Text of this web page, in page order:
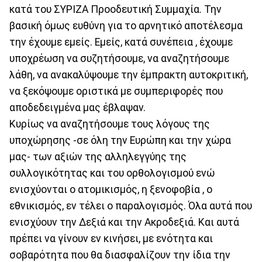
κατά του ΣΥΡΙΖΑ Προοδευτική Συμμαχία. Την
βασική όμως ευθύνη για το αρνητικό αποτέλεσμα
την έχουμε εμείς. Εμείς, κατά συνέπεια , έχουμε
υποχρέωση να συζητήσουμε, να αναζητήσουμε
λάθη, να ανακαλύψουμε την έμπρακτη αυτοκριτική,
να ξεκόψουμε οριστικά με συμπεριφορές που
αποδεδειγμένα μας έβλαψαν.
Κυρίως να αναζητήσουμε τους λόγους της
υποχώρησης -σε όλη την Ευρώπη και την χώρα
μας- των αξιών της αλληλεγγύης της
συλλογικότητας και του ορθολογισμού ενώ
ενισχύονται ο ατομικισμός, η ξενοφοβία , ο
εθνικισμός, εν τέλει ο παραλογισμός. Όλα αυτά που
ενισχύουν την Δεξιά και την Ακροδεξιά. Και αυτά
πρέπει να γίνουν εν κινήσει, με ενότητα και
σοβαρότητα που θα διασφαλίζουν την ίδια την